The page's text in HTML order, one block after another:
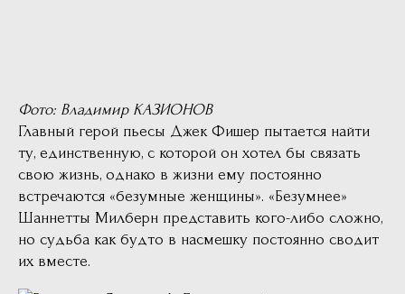
Фото: Владимир КАЗИОНОВ
Главный герой пьесы Джек Фишер пытается найти
ту, единственную, с которой он хотел бы связать
свою жизнь, однако в жизни ему постоянно
встречаются «безумные женщины». «Безумнее»
Шаннетты Милберн представить кого-либо сложно,
но судьба как будто в насмешку постоянно сводит
их вместе.